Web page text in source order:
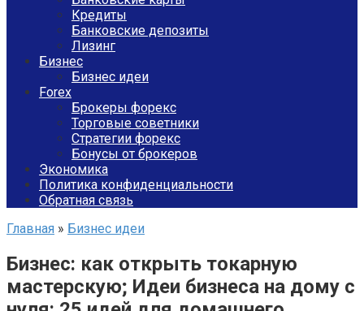
Кредиты
Банковские депозиты
Лизинг
Бизнес
Бизнес идеи
Forex
Брокеры форекс
Торговые советники
Стратегии форекс
Бонусы от брокеров
Экономика
Политика конфиденциальности
Обратная связь
Главная » Бизнес идеи
Бизнес: как открыть токарную
мастерскую; Идеи бизнеса на дому с